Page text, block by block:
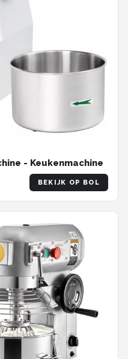
- Keukenmachine
BEKIJK OP BOL